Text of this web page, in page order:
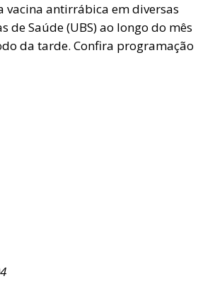
antirrábica em diversas
de Saúde (UBS) ao longo do mês
da tarde. Confira programação